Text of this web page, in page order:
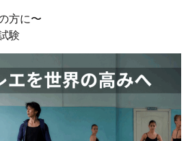
方に〜
験